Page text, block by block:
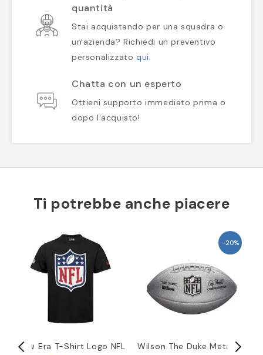
quantità
Stai acquistando per una squadra o
un'azienda? Richiedi un preventivo
personalizzato qui.
Chatta con un esperto
Ottieni supporto immediato prima o
dopo l'acquisto!
Ti potrebbe anche piacere
New Era T-Shirt Logo NFL
-20%
Wilson The Duke Metallic